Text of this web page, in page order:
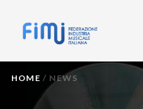
HOME / NEWS